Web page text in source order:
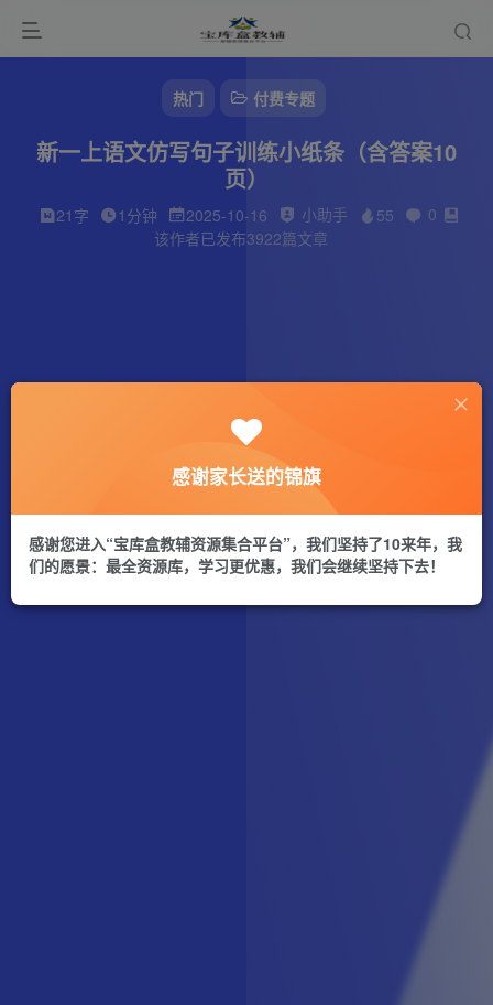
热门 付费专题
新一上语文仿写句子训练小纸条（含答案10
页）
21字 1分钟 2025-10-16 小助手 55
0
该作者已发布3922篇文章
感谢家长送的锦旗
感谢您进入“宝库盒教辅资源集合平台”，我们坚持了10来年，我
们的愿景：最全资源库，学习更优惠，我们会继续坚持下去！